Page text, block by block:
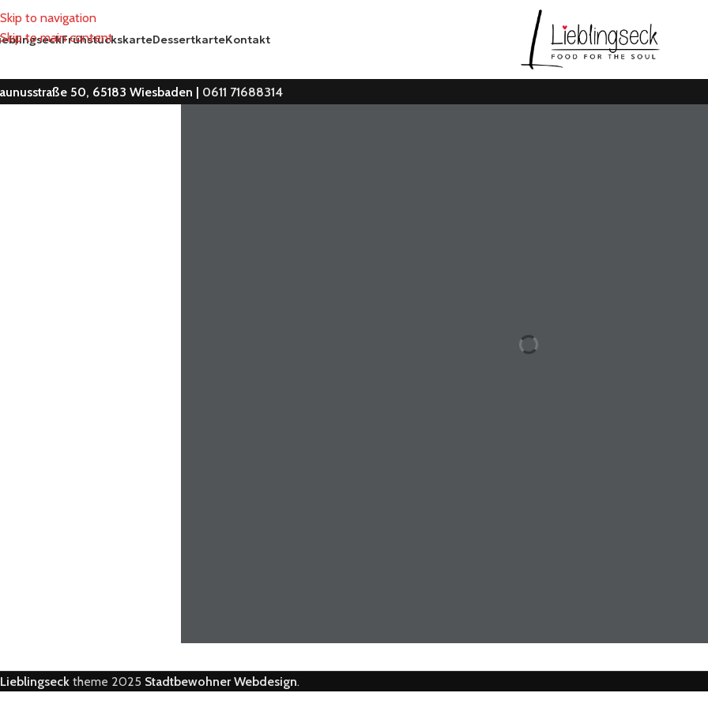
Skip to navigation
Skip to main content
FrühstückskarteDessertkarteKontakt
50, 65183 Wiesbaden | 0611 71688314
Lieblingseck theme 2025 Stadtbewohner Webdesign.